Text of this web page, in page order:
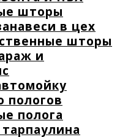
шторы
в цех
шторы
и
пологов
полога